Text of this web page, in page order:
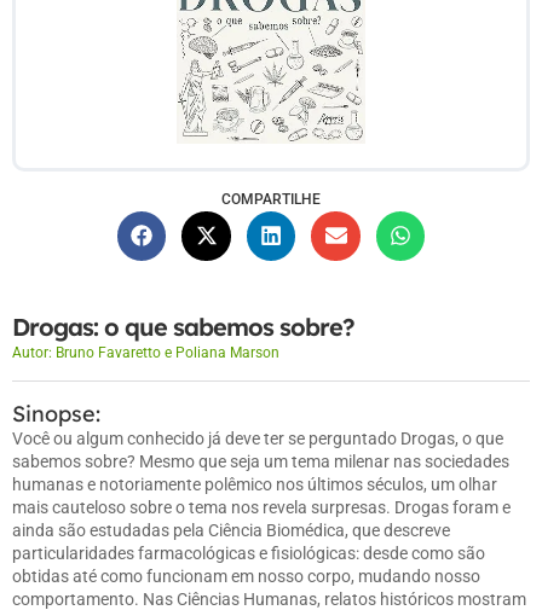
COMPARTILHE
Drogas: o que sabemos sobre?
Autor: Bruno Favaretto e Poliana Marson
Sinopse:
Você ou algum conhecido já deve ter se perguntado Drogas, o que
sabemos sobre? Mesmo que seja um tema milenar nas sociedades
humanas e notoriamente polêmico nos últimos séculos, um olhar
mais cauteloso sobre o tema nos revela surpresas. Drogas foram e
ainda são estudadas pela Ciência Biomédica, que descreve
particularidades farmacológicas e fisiológicas: desde como são
obtidas até como funcionam em nosso corpo, mudando nosso
comportamento. Nas Ciências Humanas, relatos históricos mostram